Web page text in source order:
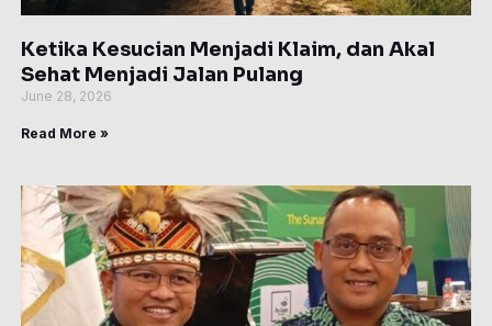
Ketika Kesucian Menjadi Klaim, dan Akal
Sehat Menjadi Jalan Pulang
June 28, 2026
Read More »